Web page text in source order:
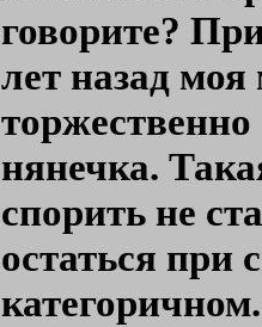
говорите?
лет назад
нянечка.
спорить не
остаться при